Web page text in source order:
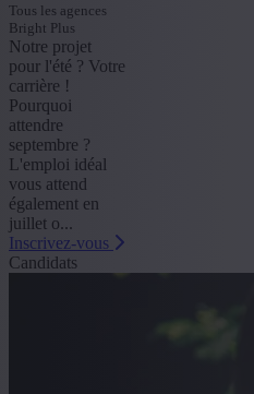
Tous les agences
Bright Plus
Notre projet
pour l'été ? Votre
carrière !
Pourquoi
attendre
septembre ?
L'emploi idéal
vous attend
également en
juillet o...
Inscrivez-vous
Candidats